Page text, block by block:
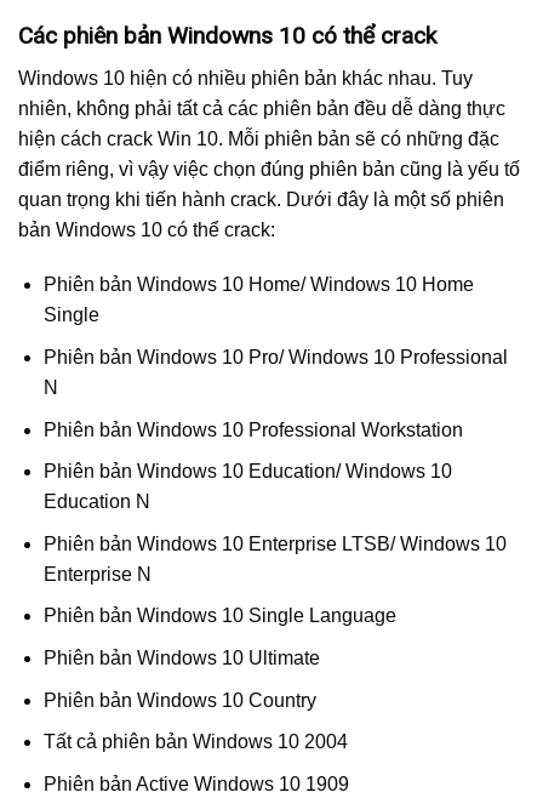
Các phiên bản Windowns 10 có thể crack
Windows 10 hiện có nhiều phiên bản khác nhau. Tuy
nhiên, không phải tất cả các phiên bản đều dễ dàng thực
hiện cách crack Win 10. Mỗi phiên bản sẽ có những đặc
điểm riêng, vì vậy việc chọn đúng phiên bản cũng là yếu tố
quan trọng khi tiến hành crack. Dưới đây là một số phiên
bản Windows 10 có thể crack:
Phiên bản Windows 10 Home/ Windows 10 Home
Single
Phiên bản Windows 10 Pro/ Windows 10 Professional
N
Phiên bản Windows 10 Professional Workstation
Phiên bản Windows 10 Education/ Windows 10
Education N
Phiên bản Windows 10 Enterprise LTSB/ Windows 10
Enterprise N
Phiên bản Windows 10 Single Language
Phiên bản Windows 10 Ultimate
Phiên bản Windows 10 Country
Tất cả phiên bản Windows 10 2004
Phiên bản Active Windows 10 1909